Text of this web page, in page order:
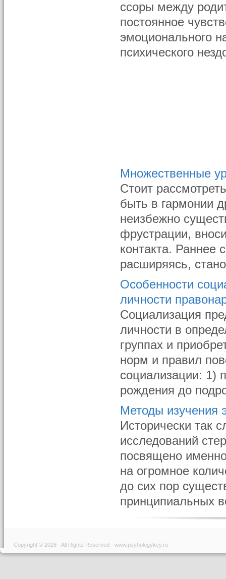
ссоры между
постоянное
эмоционального
психического
Множественные
Стоит
быть в гармонии
неизбежно
фрустрации,
контакта. Раннее
расширяясь,
Особенности
личности
Социализация
личности в
группах и
норм и правил
социализации: 1)
рождения до
Методы изучения
Исторически так
исследований
посвящено
на огромное
до сих пор
принципиальных
Copyright © 2026 - All Rights Reserved - www.psyhologykey.ru